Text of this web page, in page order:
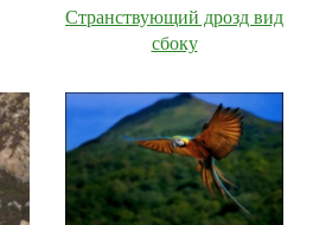
Странствующий дрозд вид
сбоку